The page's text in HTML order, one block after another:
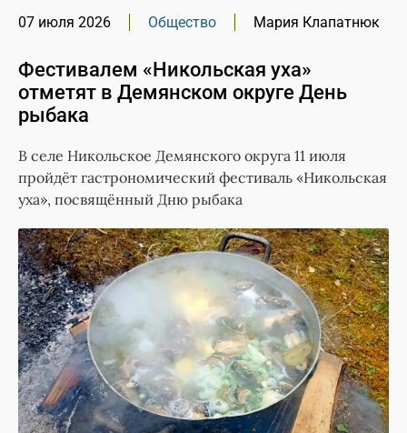
07 июля 2026 Общество Мария Клапатнюк
Фестивалем «Никольская уха»
отметят в Демянском округе День
рыбака
В селе Никольское Демянского округа 11 июля
пройдёт гастрономический фестиваль «Никольская
уха», посвящённый Дню рыбака